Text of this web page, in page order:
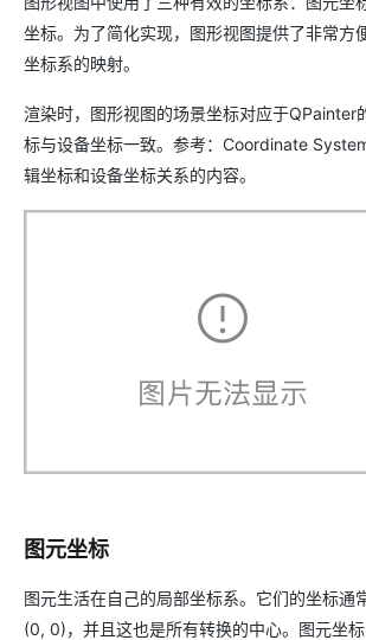
坐标。为了简化实现，图形视图提供了非常方
坐标系的映射。
渲染时，图形视图的场景坐标对应于QPainter
标与设备坐标一致。参考：Coordinate
辑坐标和设备坐标关系的内容。
图元坐标
图元生活在自己的局部坐标系。它们的坐标通
(0, 0)，并且这也是所有转换的中心。图元坐